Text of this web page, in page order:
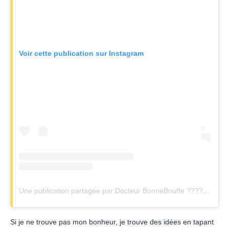
Voir cette publication sur Instagram
Une publication partagée par Docteur BonneBouffe ?????✌ (@drbonnebouffe)
Si je ne trouve pas mon bonheur, je trouve des idées en tapant